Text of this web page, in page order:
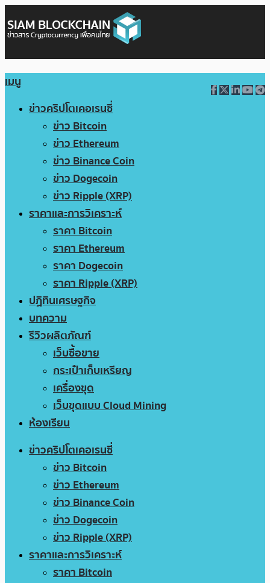
เมนู
ข่าวคริปโตเคอเรนซี่
ข่าว Bitcoin
ข่าว Ethereum
ข่าว Binance Coin
ข่าว Dogecoin
ข่าว Ripple (XRP)
ราคาและการวิเคราะห์
ราคา Bitcoin
ราคา Ethereum
ราคา Dogecoin
ราคา Ripple (XRP)
ปฏิทินเศรษฐกิจ
บทความ
รีวิวผลิตภัณฑ์
เว็บซื้อขาย
กระเป๋าเก็บเหรียญ
เครื่องขุด
เว็บขุดแบบ Cloud Mining
ห้องเรียน
ข่าวคริปโตเคอเรนซี่
ข่าว Bitcoin
ข่าว Ethereum
ข่าว Binance Coin
ข่าว Dogecoin
ข่าว Ripple (XRP)
ราคาและการวิเคราะห์
ราคา Bitcoin